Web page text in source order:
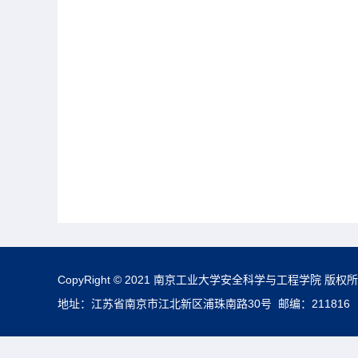
CopyRight © 2021 南京工业大学安全科学与工程学院 版权
地址：江苏省南京市江北新区浦珠南路30号 邮编：211816